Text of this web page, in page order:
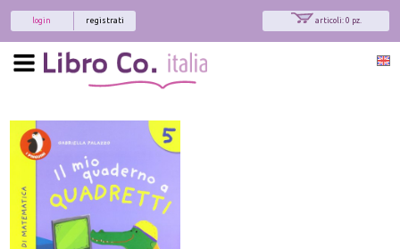
articoli: 0 pz.
registrati
login